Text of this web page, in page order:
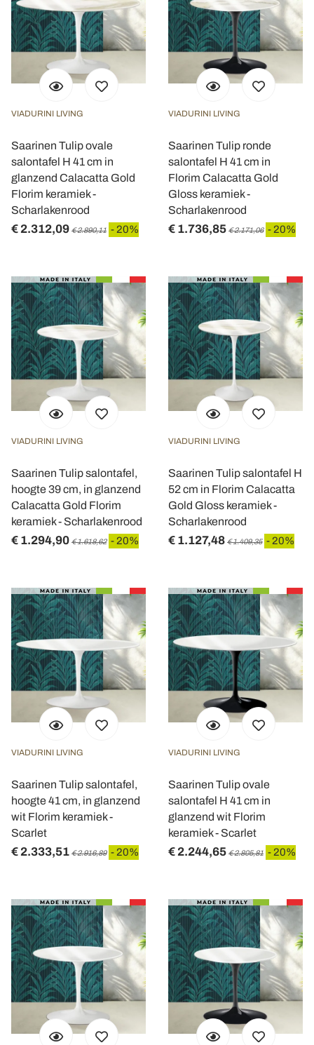
VIADURINI LIVING
Saarinen Tulip ovale
salontafel H 41 cm in
glanzend Calacatta Gold
Florim keramiek -
Scharlakenrood
€ 2.312,09 € 2.890,11 - 20%
VIADURINI LIVING
Saarinen Tulip ronde
salontafel H 41 cm in
Florim Calacatta Gold
Gloss keramiek -
Scharlakenrood
€ 1.736,85 € 2.171,06 - 20%
VIADURINI LIVING
Saarinen Tulip salontafel,
hoogte 39 cm, in glanzend
Calacatta Gold Florim
keramiek - Scharlakenrood
€ 1.294,90 € 1.618,62 - 20%
VIADURINI LIVING
Saarinen Tulip salontafel H
52 cm in Florim Calacatta
Gold Gloss keramiek -
Scharlakenrood
€ 1.127,48 € 1.409,35 - 20%
VIADURINI LIVING
Saarinen Tulip salontafel,
hoogte 41 cm, in glanzend
wit Florim keramiek -
Scarlet
€ 2.333,51 € 2.916,89 - 20%
VIADURINI LIVING
Saarinen Tulip ovale
salontafel H 41 cm in
glanzend wit Florim
keramiek - Scarlet
€ 2.244,65 € 2.805,81 - 20%